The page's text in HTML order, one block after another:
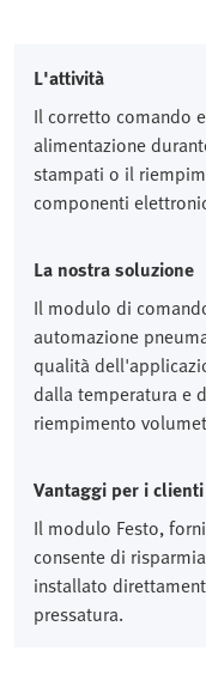
L'attività
Il corretto comando
alimentazione
stampati o il
componenti
La nostra soluzione
Il modulo di
automazione
qualità
dalla temperatura e
riempimento
Vantaggi per i clienti
Il modulo Festo,
consente di
installato
pressatura.